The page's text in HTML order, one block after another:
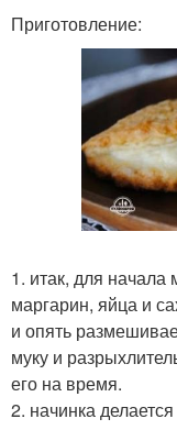
Приготовление:
1. итак, для
маргарин, яйца и
и опять
муку и
его на время.
2. начинка